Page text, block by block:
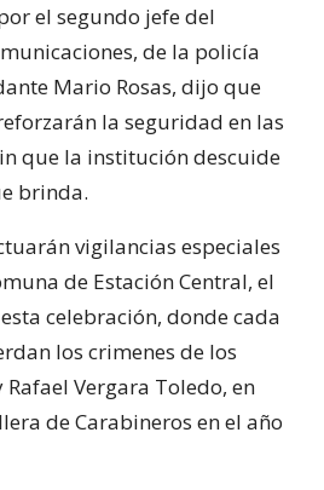
el segundo jefe del
de la policía
Mario Rosas, dijo que
la seguridad en las
que la institución descuide
brinda.
vigilancias especiales
de Estación Central, el
celebración, donde cada
los crimenes de los
Vergara Toledo, en
de Carabineros en el año